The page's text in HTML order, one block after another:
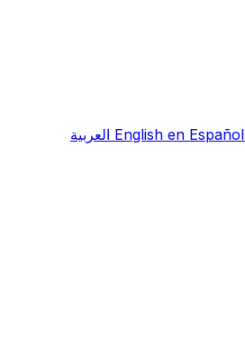
English en Español العربية